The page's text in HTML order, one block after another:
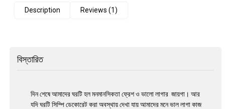
Description Reviews (1)
বিস্তারিত
দিন শেষে আমাদের ঘরটি হল মনমানসিকতা ফ্রেশ ও ভালো লাগার জায়গা। আর
যদি ঘরটি সিম্পি ডেকোরেট করা অবস্থায় দেখা যায় আমাদের মনে ভাল লাগা কাজ